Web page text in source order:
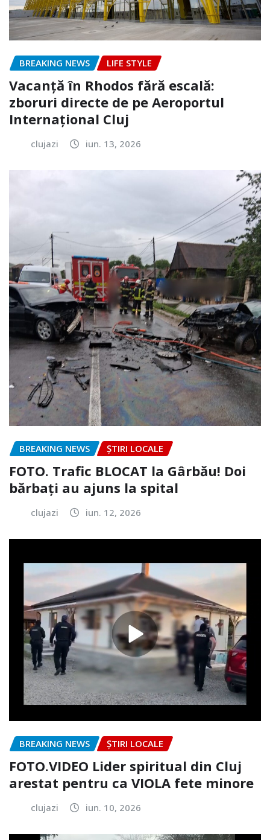
BREAKING NEWS LIFE STYLE
Vacanță în Rhodos fără escală:
zboruri directe de pe Aeroportul
Internațional Cluj
clujazi iun. 13, 2026
BREAKING NEWS ȘTIRI LOCALE
FOTO. Trafic BLOCAT la Gârbău! Doi
bărbați au ajuns la spital
clujazi iun. 12, 2026
BREAKING NEWS ȘTIRI LOCALE
FOTO.VIDEO Lider spiritual din Cluj
arestat pentru ca VIOLA fete minore
clujazi iun. 10, 2026